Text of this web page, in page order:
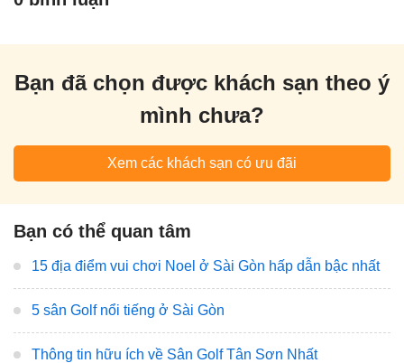
Bạn đã chọn được khách sạn theo ý
mình chưa?
Xem các khách sạn có ưu đãi
Bạn có thể quan tâm
15 địa điểm vui chơi Noel ở Sài Gòn hấp dẫn bậc nhất
5 sân Golf nổi tiếng ở Sài Gòn
Thông tin hữu ích về Sân Golf Tân Sơn Nhất